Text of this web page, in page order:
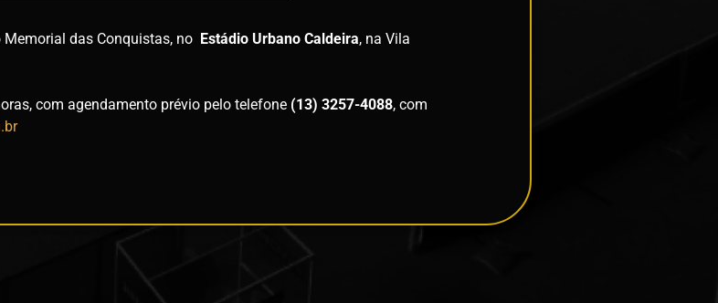
das Conquistas, no Estádio Urbano Caldeira, na Vila
com agendamento prévio pelo telefone (13) 3257-4088, com